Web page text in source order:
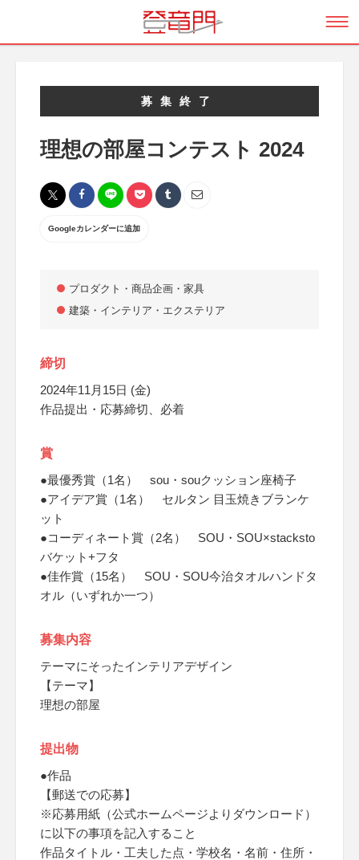
募集終了
理想の部屋コンテスト 2024
Googleカレンダーに追加
プロダクト・商品企画・家具
建築・インテリア・エクステリア
締切
2024年11月15日 (金)
作品提出・応募締切、必着
賞
●最優秀賞（1名） sou・souクッション座椅子
●アイデア賞（1名） セルタン 目玉焼きブランケ
ット
●コーディネート賞（2名） SOU・SOU×stacksto
バケット+フタ
●佳作賞（15名） SOU・SOU今治タオルハンドタ
オル（いずれか一つ）
募集内容
テーマにそったインテリアデザイン
【テーマ】
理想の部屋
提出物
●作品
【郵送での応募】
※応募用紙（公式ホームページよりダウンロード）
に以下の事項を記入すること
作品タイトル・工夫した点・学校名・名前・住所・